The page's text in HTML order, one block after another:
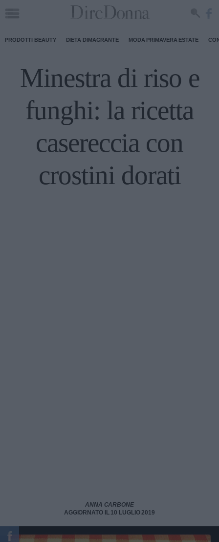
PRODOTTI BEAUTY DIETA DIMAGRANTE MODA PRIMAVERA ESTATE
Minestra di riso e
funghi: la ricetta
casereccia con
crostini dorati
ANNA CARBONE
AGGIORNATO IL 10 LUGLIO 2019